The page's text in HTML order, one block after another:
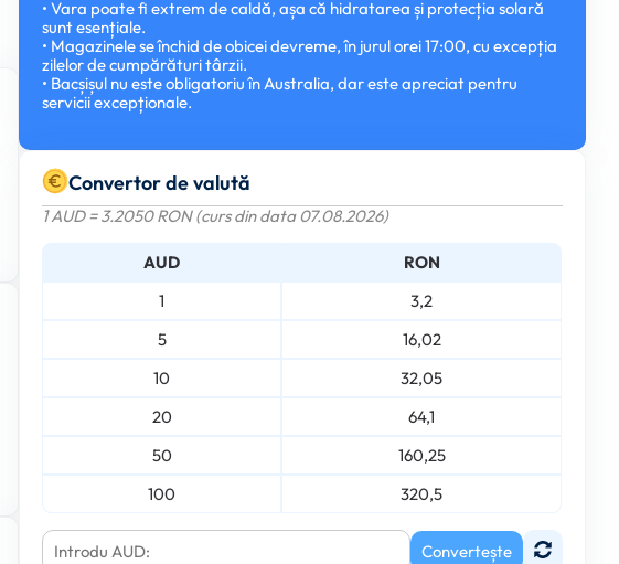
• Vara poate fi extrem de caldă, așa că hidratarea și protecția solară
sunt esențiale.
• Magazinele se închid de obicei devreme, în jurul orei 17:00, cu excepția
zilelor de cumpărături târzii.
• Bacșișul nu este obligatoriu în Australia, dar este apreciat pentru
servicii excepționale.
Convertor de valută
1 AUD = 3.2050 RON (curs din data 07.08.2026)
AUD
RON
1
3,2
5
16,02
10
32,05
20
64,1
50
160,25
100
320,5
Convertește